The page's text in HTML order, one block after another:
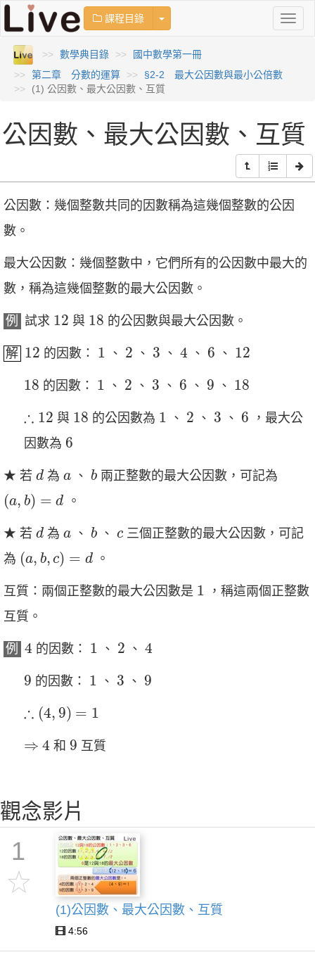
課程目錄 Toggle Dropdown
數學典目錄
國中數學第一冊
第二章 分數的運算
§2-2 最大公因數與最小公倍數
(1) 公因數、最大公因數、互質
公因數、最大公因數、互質
公因數：幾個整數共同的因數稱為這幾個整數的公因
數。
最大公因數：幾個整數中，它們所有的公因數中最大的
數，稱為這幾個整數的最大公因數。
例 試求 12
12 與 18
18 的公因數與最大公因數。
解 12
12 的因數： 1
1 、 2
2 、 3
3 、 4
4 、 6
6 、 12
12
18
18 的因數： 1
1 、 2
2 、 3
3 、 6
6 、 9
9 、 18
18
∴ 12
∴ 12 與 18
18 的公因數為 1
1 、 2
2 、 3
3 、 6
6 ，最大公
因數為 6
6
★ 若 d
d 為a
a 、b
b 兩正整數的最大公因數，可記為
(a, b) = d
(a b) 。
★ 若 d
d 為a
a 、b
b 、c
c 三個正整數的最大公因數，可記
為 (a, b, c) = d
(a b c)= 。
互質：兩個正整數的最大公因數是 1
1
，稱這兩個正整數
互質。
例 4
4 的因數： 1
1 、 2
2 、 4
4
9
9 的因數： 1
1 、 3
3 、 9
9
∴ (4, 9) = 1
∴ (4 9)=
⇒
⇒ 4
4 和 9
9 互質
觀念影片
1
(1)公因數、最大公因數、互質
4:56